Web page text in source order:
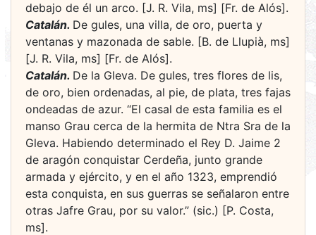
debajo de él un arco. [J. R. Vila, ms] [Fr. de Alós].
Catalán. De gules, una villa, de oro, puerta y
ventanas y mazonada de sable. [B. de Llupià, ms]
[J. R. Vila, ms] [Fr. de Alós].
Catalán. De la Gleva. De gules, tres flores de lis,
de oro, bien ordenadas, al pie, de plata, tres fajas
ondeadas de azur. “El casal de esta familia es el
manso Grau cerca de la hermita de Ntra Sra de la
Gleva. Habiendo determinado el Rey D. Jaime 2
de aragón conquistar Cerdeña, junto grande
armada y ejército, y en el año 1323, emprendió
esta conquista, en sus guerras se señalaron entre
otras Jafre Grau, por su valor.” (sic.) [P. Costa,
ms].